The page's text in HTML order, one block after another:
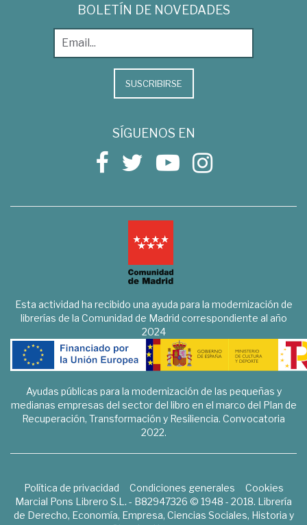
BOLETÍN DE NOVEDADES
SUSCRIBIRSE
SÍGUENOS EN
Esta actividad ha recibido una ayuda para la modernización de
librerías de la Comunidad de Madrid correspondiente al año
2024
Ayudas públicas para la modernización de las pequeñas y
medianas empresas del sector del libro en el marco del Plan de
Recuperación, Transformación y Resiliencia. Convocatoria
2022.
Política de privacidad Condiciones generales
Cookies
Marcial Pons Librero S.L. - B82947326 © 1948 - 2018. Librería
de Derecho, Economía, Empresa, Ciencias Sociales, Historia y